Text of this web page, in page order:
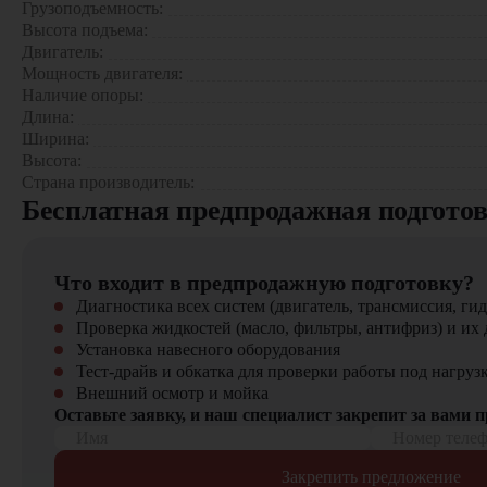
Экономичность
Надежность
Сферы применения:
Строительства – работы на высоте, перемещение
Складской логистики – обслуживание многоярусных
Сельского хозяйства – транспортировка объемных грузов
Промышленности – погрузочно-разгрузочные операции на
Коммунального хозяйства – работы по благоустройству
Эта модель сочетает в себе мощность, надежность и
идеальным решением для профессионального использования
Приобрести телескопический погрузчик Heli 35H88-
Новые машины с полной заводской гарантией
Профессиональное сервисное обслуживание
Оригинальные запчасти и навесное оборудование
Гибкие условия финансирования
В нашем каталоге представлен широкий выбор
вашего бизнеса!
Грузоподъемность:
Высота подъема:
Двигатель:
Мощность двигателя:
Наличие опоры:
Длина:
Ширина:
Высота:
Страна производитель:
Бесплатная предпродажная
Что входит в предпродажную подготовку?
Диагностика всех систем (двигатель, трансмиссия,
Проверка жидкостей (масло, фильтры, антифриз) и их
Установка навесного оборудования
Тест-драйв и обкатка для проверки работы под
Внешний осмотр и мойка
Оставьте заявку, и наш специалист закрепит за вами
Закрепить предложение